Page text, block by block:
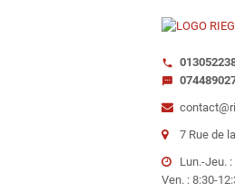
call
sms
7 Rue de
Lun.-Jeu.
Ven. : 8:30-